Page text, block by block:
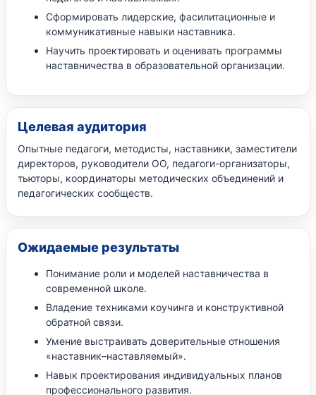
Сформировать лидерские, фасилитационные и
коммуникативные навыки наставника.
Научить проектировать и оценивать программы
наставничества в образовательной организации.
Целевая аудитория
Опытные педагоги, методисты, наставники, заместители
директоров, руководители ОО, педагоги-организаторы,
тьюторы, координаторы методических объединений и
педагогических сообществ.
Ожидаемые результаты
Понимание роли и моделей наставничества в
современной школе.
Владение техниками коучинга и конструктивной
обратной связи.
Умение выстраивать доверительные отношения
«наставник–наставляемый».
Навык проектирования индивидуальных планов
профессионального развития.